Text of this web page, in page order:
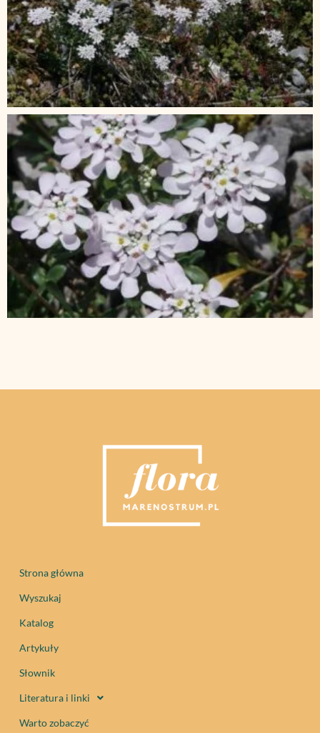
Strona główna
Wyszukaj
Katalog
Artykuły
Słownik
Literatura i linki
Warto zobaczyć